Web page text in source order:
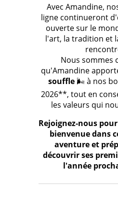
Avec Amandine,
ligne continueront
ouverte sur le
l'art, la tradition et
Nous sommes
qu'Amandine
souffle🌬️ à nos
2026**, tout en
les valeurs qui
Rejoignez-nous
bienvenue dans
aventure et
découvrir ses
l'année